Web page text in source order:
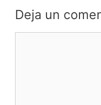
Deja un